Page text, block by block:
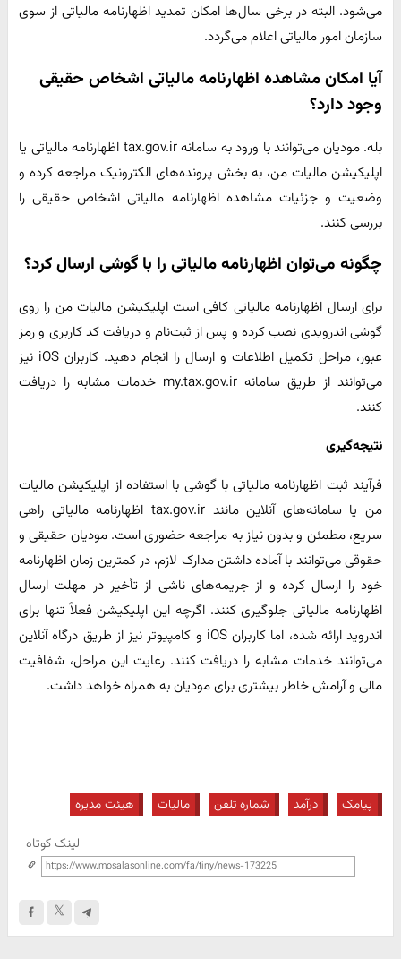
می‌شود. البته در برخی سال‌ها امکان تمدید اظهارنامه مالیاتی از سوی
سازمان امور مالیاتی اعلام می‌گردد.
آیا امکان مشاهده اظهارنامه مالیاتی اشخاص حقیقی
وجود دارد؟
بله. مودیان می‌توانند با ورود به سامانه tax.gov.ir اظهارنامه مالیاتی یا
اپلیکیشن مالیات من، به بخش پرونده‌های الکترونیک مراجعه کرده و
وضعیت و جزئیات مشاهده اظهارنامه مالیاتی اشخاص حقیقی را
بررسی کنند.
چگونه می‌توان اظهارنامه مالیاتی را با گوشی ارسال کرد؟
برای ارسال اظهارنامه مالیاتی کافی است اپلیکیشن مالیات من را روی
گوشی اندرویدی نصب کرده و پس از ثبت‌نام و دریافت کد کاربری و رمز
عبور، مراحل تکمیل اطلاعات و ارسال را انجام دهید. کاربران iOS نیز
می‌توانند از طریق سامانه my.tax.gov.ir خدمات مشابه را دریافت
کنند.
نتیجه‌گیری
فرآیند ثبت اظهارنامه مالیاتی با گوشی با استفاده از اپلیکیشن مالیات
من یا سامانه‌های آنلاین مانند tax.gov.ir اظهارنامه مالیاتی راهی
سریع، مطمئن و بدون نیاز به مراجعه حضوری است. مودیان حقیقی و
حقوقی می‌توانند با آماده داشتن مدارک لازم، در کمترین زمان اظهارنامه
خود را ارسال کرده و از جریمه‌های ناشی از تأخیر در مهلت ارسال
اظهارنامه مالیاتی جلوگیری کنند. اگرچه این اپلیکیشن فعلاً تنها برای
اندروید ارائه شده، اما کاربران iOS و کامپیوتر نیز از طریق درگاه آنلاین
می‌توانند خدمات مشابه را دریافت کنند. رعایت این مراحل، شفافیت
مالی و آرامش خاطر بیشتری برای مودیان به همراه خواهد داشت.
پیامک درآمد شماره تلفن مالیات هیئت مدیره
لینک کوتاه